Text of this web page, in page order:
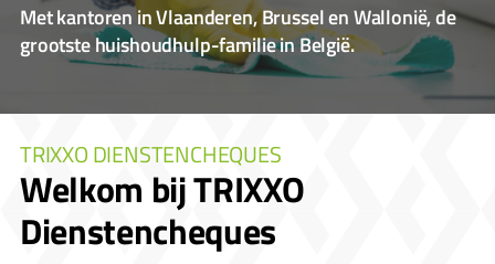
Met kantoren in Vlaanderen, Brussel en Wallonië, de
grootste huishoudhulp-familie in België.
TRIXXO DIENSTENCHEQUES
Welkom bij TRIXXO
Dienstencheques